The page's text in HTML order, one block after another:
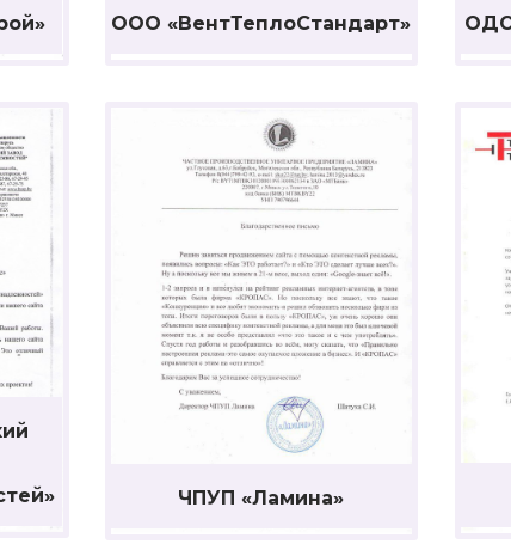
ООО «ВентТеплоСтандарт» ОДО
ЧПУП «Ламина»